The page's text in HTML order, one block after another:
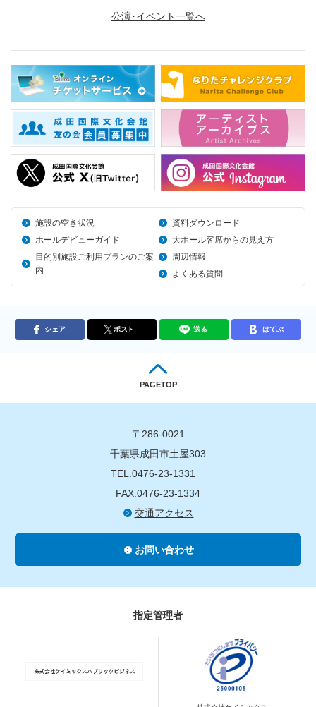
公演･イベント一覧へ
施設の空き状況
資料ダウンロード
ホールデビューガイド
大ホール客席からの見え方
目的別施設ご利用プランのご案
内
周辺情報
よくある質問
シェア ポスト 送る はてぶ
PAGETOP
〒286-0021
千葉県成田市土屋303
TEL.0476-23-1331
FAX.0476-23-1334
交通アクセス
お問い合わせ
指定管理者